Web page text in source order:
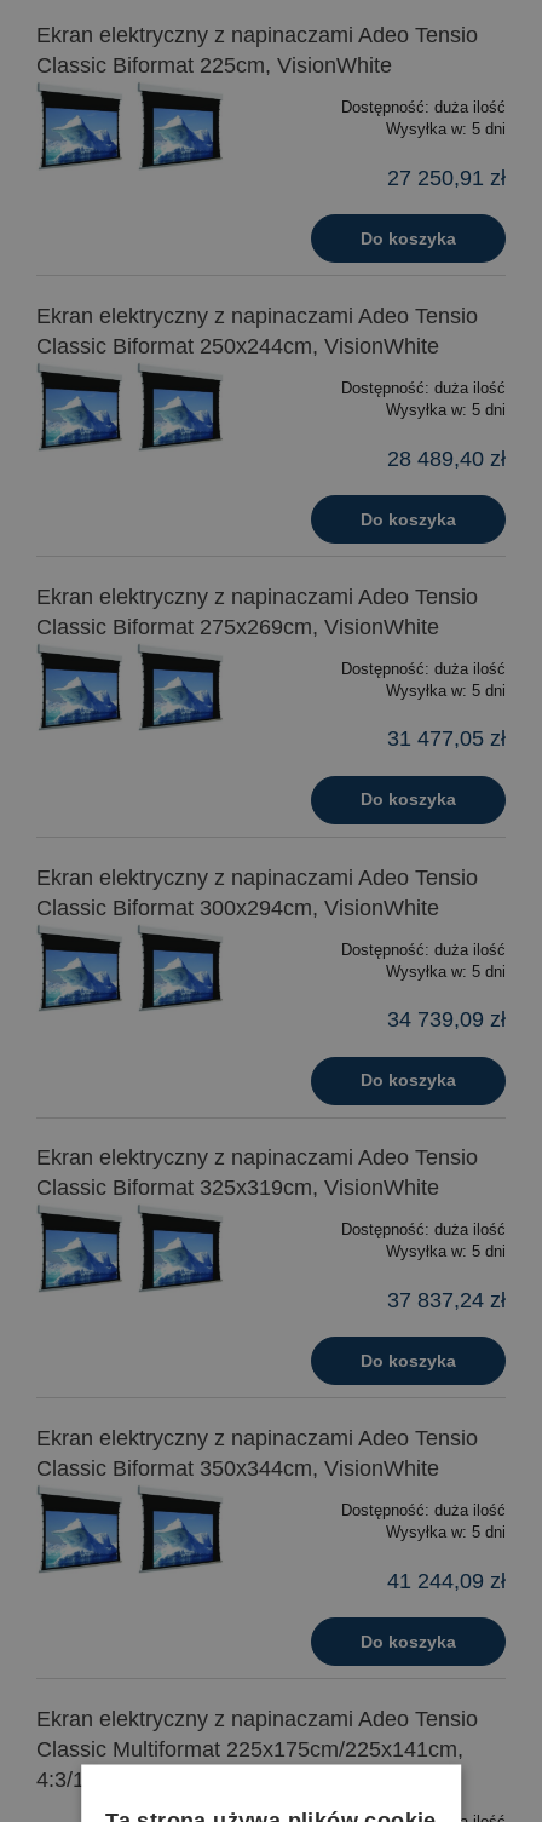
Ekran elektryczny z napinaczami Adeo Tensio
Classic Biformat 225cm, VisionWhite
Dostępność: duża ilość
Wysyłka w: 5 dni
27 250,91 zł
Do koszyka
Ekran elektryczny z napinaczami Adeo Tensio
Classic Biformat 250x244cm, VisionWhite
Dostępność: duża ilość
Wysyłka w: 5 dni
28 489,40 zł
Do koszyka
Ekran elektryczny z napinaczami Adeo Tensio
Classic Biformat 275x269cm, VisionWhite
Dostępność: duża ilość
Wysyłka w: 5 dni
31 477,05 zł
Do koszyka
Ekran elektryczny z napinaczami Adeo Tensio
Classic Biformat 300x294cm, VisionWhite
Dostępność: duża ilość
Wysyłka w: 5 dni
34 739,09 zł
Do koszyka
Ekran elektryczny z napinaczami Adeo Tensio
Classic Biformat 325x319cm, VisionWhite
Dostępność: duża ilość
Wysyłka w: 5 dni
37 837,24 zł
Do koszyka
Ekran elektryczny z napinaczami Adeo Tensio
Classic Biformat 350x344cm, VisionWhite
Dostępność: duża ilość
Wysyłka w: 5 dni
41 244,09 zł
Do koszyka
Ekran elektryczny z napinaczami Adeo Tensio
Classic Multiformat 225x175cm/225x141cm,
4:3/16:9, VisionWhite